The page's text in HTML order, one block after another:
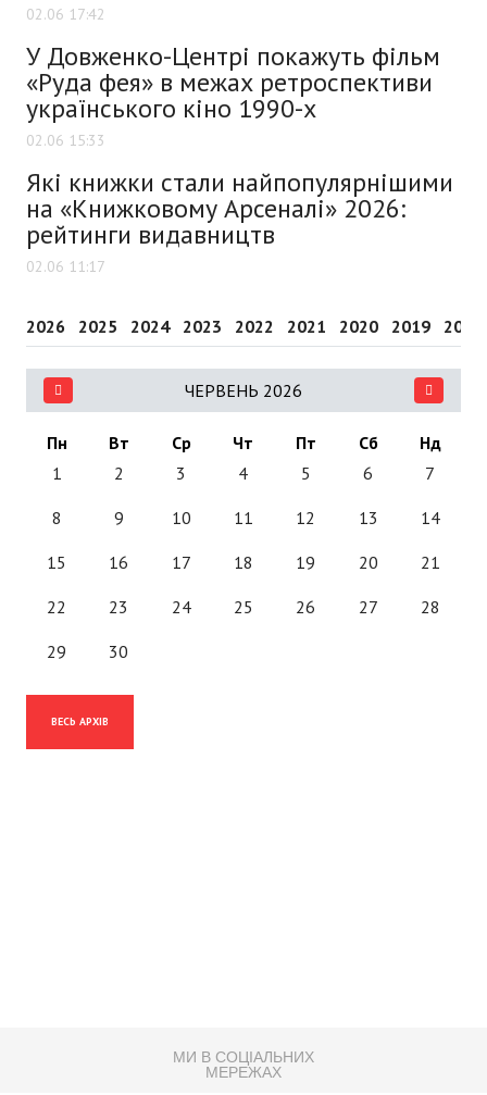
02.06 17:42
У Довженко-Центрі покажуть фільм
«Руда фея» в межах ретроспективи
українського кіно 1990-х
02.06 15:33
Які книжки стали найпопулярнішими
на «Книжковому Арсеналі» 2026:
рейтинги видавництв
02.06 11:17
2026 2025 2024 2023 2022 2021 2020 2019 2018
ЧЕРВЕНЬ 2026
Пн Вт Ср Чт Пт Сб
Нд
1
2 3 4 5 6 7
8 9 10 11 12 13 14
15 16 17 18 19 20 21
22 23 24 25 26 27 28
29 30
ВЕСЬ АРХІВ
МИ В СОЦІАЛЬНИХ
МЕРЕЖАХ